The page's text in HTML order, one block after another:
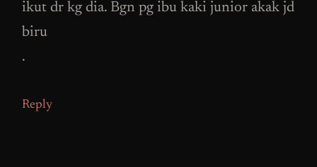
ikut dr kg dia. Bgn pg ibu kaki junior akak jd
biru
.
Reply